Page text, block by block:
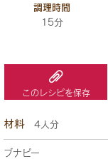
調理時間
15分
このレシピを保存
材料 4人分
ブナピー